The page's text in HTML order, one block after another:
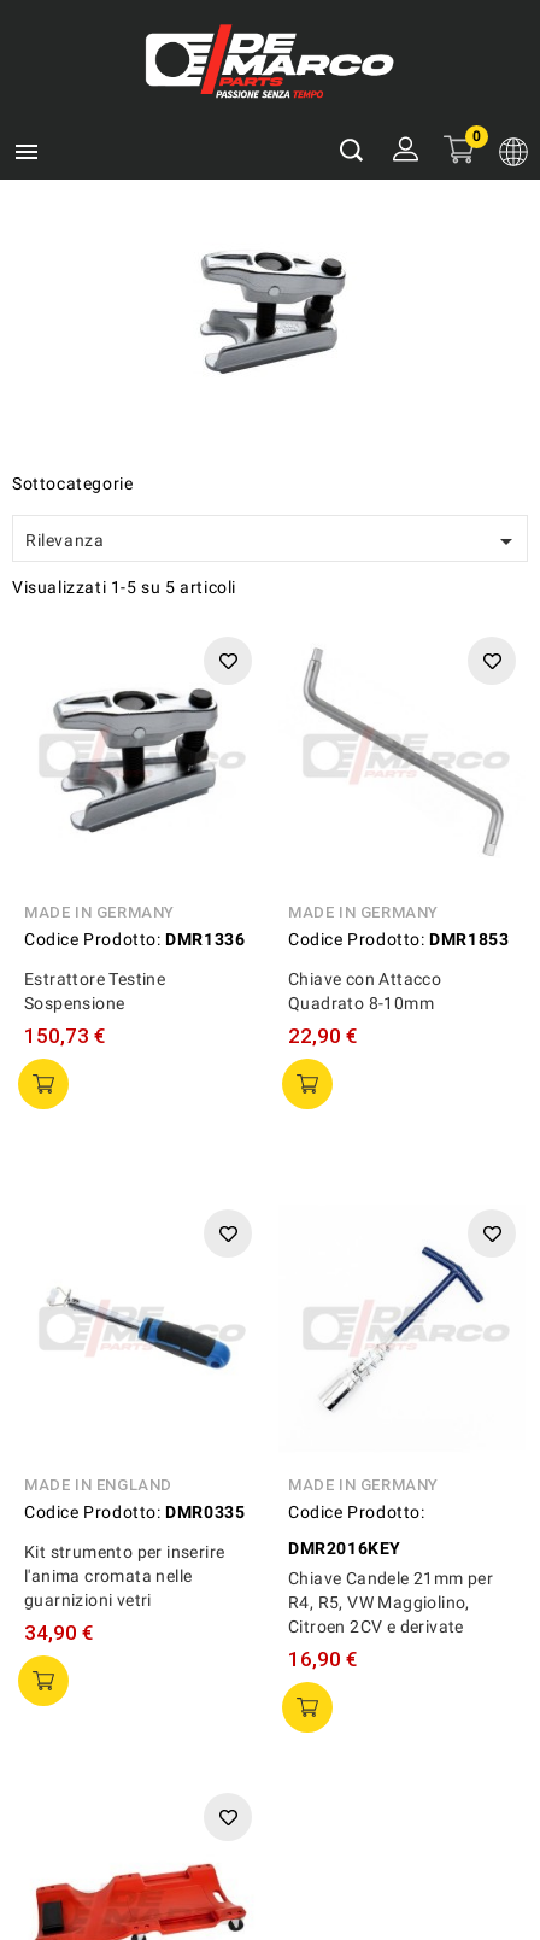

0
Sottocategorie
Rilevanza 
Visualizzati 1-5 su 5 articoli
MADE IN GERMANY
Codice Prodotto: DMR1336
Estrattore Testine
Sospensione
150,73 €
MADE IN GERMANY
Codice Prodotto: DMR1853
Chiave con Attacco
Quadrato 8-10mm
22,90 €
MADE IN ENGLAND
Codice Prodotto: DMR0335
Kit strumento per inserire
l'anima cromata nelle
guarnizioni vetri
34,90 €
MADE IN GERMANY
Codice Prodotto:
DMR2016KEY
Chiave Candele 21mm per
R4, R5, VW Maggiolino,
Citroen 2CV e derivate
16,90 €